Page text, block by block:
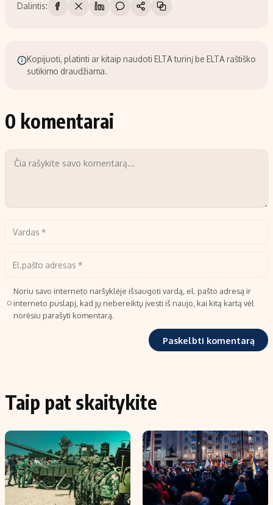
Dalintis:
Kopijuoti, platinti ar kitaip naudoti ELTA turinį be ELTA raštiško
sutikimo draudžiama.
0 komentarai
Noriu savo interneto naršyklėje išsaugoti vardą, el. pašto adresą ir
interneto puslapį, kad jų nebereiktų įvesti iš naujo, kai kitą kartą vėl
norėsiu parašyti komentarą.
Taip pat skaitykite